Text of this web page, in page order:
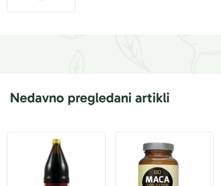
Nedavno pregledani artikli